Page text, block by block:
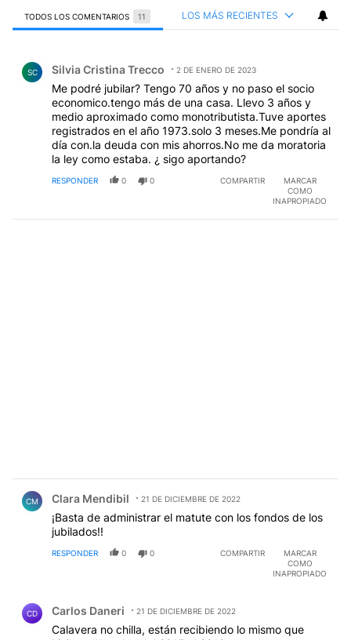
TODOS LOS COMENTARIOS 11 LOS MÁS RECIENTES
SC Silvia Cristina Trecco 2 DE ENERO DE 2023
Me podré jubilar? Tengo 70 años y no paso el socio
economico.tengo más de una casa. Llevo 3 años y
medio aproximado como monotributista.Tuve aportes
registrados en el año 1973.solo 3 meses.Me pondría al
día con.la deuda con mis ahorros.No me da moratoria
la ley como estaba. ¿ sigo aportando?
RESPONDER 0 0 COMPARTIR
MARCAR
COMO
INAPROPIADO
CM Clara Mendibil 21 DE DICIEMBRE DE 2022
¡Basta de administrar el matute con los fondos de los
jubilados!!
RESPONDER 0 0 COMPARTIR
MARCAR
COMO
INAPROPIADO
CD Carlos Daneri 21 DE DICIEMBRE DE 2022
Calavera no chilla, están recibiendo lo mismo que